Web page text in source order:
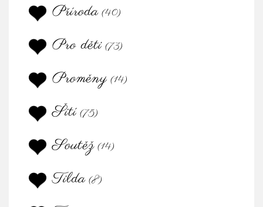
Příroda (40)
Pro děti (73)
Proměny (14)
Šití (75)
Soutěž (14)
Tilda (8)